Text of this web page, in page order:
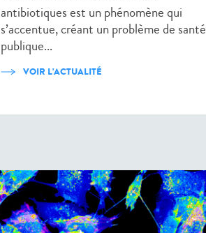
antibiotiques est un phénomène qui
s’accentue, créant un problème de santé
publique...
VOIR L'ACTUALITÉ